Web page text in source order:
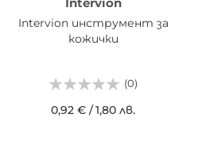
Intervion инструмент за
кожички
(0)
0,92 € /1,80 лв.